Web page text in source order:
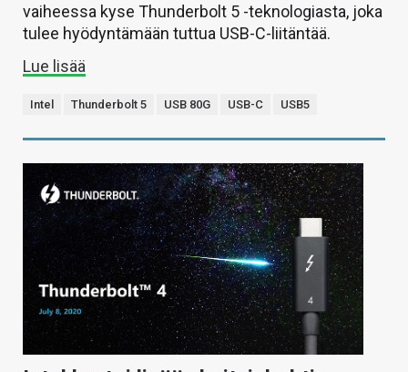
vaiheessa kyse Thunderbolt 5 -teknologiasta, joka
tulee hyödyntämään tuttua USB-C-liitäntää.
Lue lisää
Intel Thunderbolt 5 USB 80G USB-C USB5